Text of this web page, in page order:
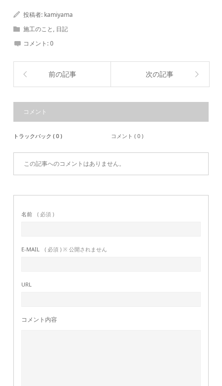
投稿者: kamiyama
施工のこと , 日記
コメント:0
前の記事 次の記事
コメント
トラックバック ( 0 ) コメント ( 0 )
この記事へのコメントはありません。
名前 ( 必須 )
E-MAIL ( 必須 ) ※ 公開されません
URL
コメント内容